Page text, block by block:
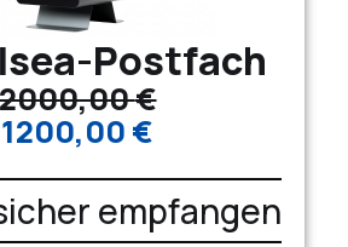
Postfach
€
1200,00 €
empfangen